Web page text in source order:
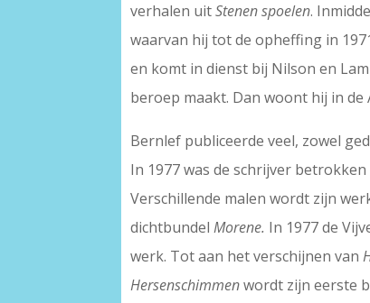
verhalen uitStenen spoelen.
waarvan hij tot de opheffing in
en komt in dienst bij Nilson en
beroep maakt. Dan woont hij in
Bernlef publiceerde veel, zowel
In 1977 was de schrijver
Verschillende malen wordt zijn
dichtbundelMorene. In 1977 de
werk. Tot aan het verschijnen van
Hersenschimmenwordt zijn eerste